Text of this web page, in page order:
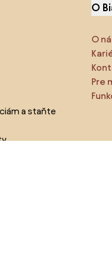
a staňte
O
O
Pre